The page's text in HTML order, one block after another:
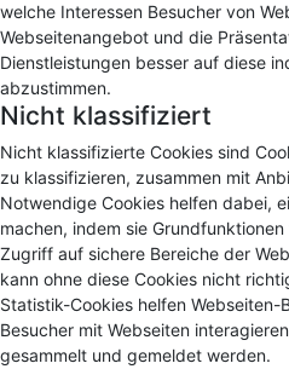
welche Interessen Besucher von
Webseitenangebot und die
Dienstleistungen besser auf diese
abzustimmen.
Nicht klassifiziert
Nicht klassifizierte Cookies sind
zu klassifizieren, zusammen mit
Notwendige Cookies helfen dabei,
machen, indem sie
Zugriff auf sichere Bereiche der
kann ohne diese Cookies nicht
Statistik-Cookies helfen
Besucher mit Webseiten
gesammelt und gemeldet werden.